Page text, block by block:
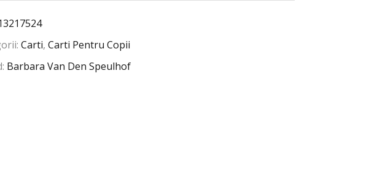
Carti,Carti Pentru Copii
Barbara Van Den Speulhof